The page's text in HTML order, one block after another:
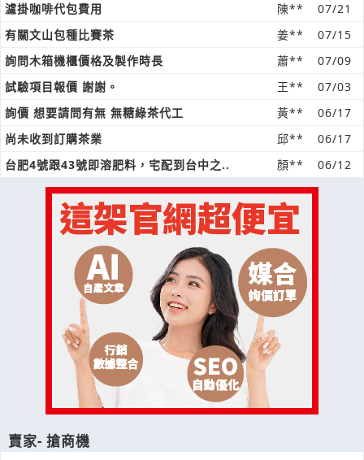
濾掛咖啡代包費用
陳**
07/21
有關文山包種比賽茶
姜**
07/15
詢問木箱機櫃價格及製作時長
蕭**
07/09
試驗項目報價 謝謝。
王**
07/03
詢價 想要請問有無 無糖綠茶代工
黃**
06/17
尚未收到訂購茶業
邱**
06/17
台肥4號跟43號即溶肥料，宅配到台中之..
顏** 06/12
賣家- 搶商機